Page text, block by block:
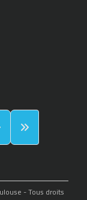
- Tous droits